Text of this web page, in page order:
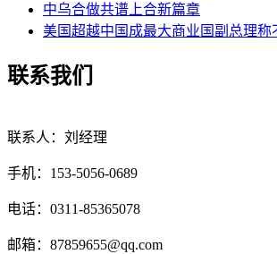
中乌合做共谱上合新篇章
美国超越中国成最大商业国副总理称
联系我们
联系人：刘经理
手机：153-5056-0689
电话：0311-85365078
邮箱：87859655@qq.com